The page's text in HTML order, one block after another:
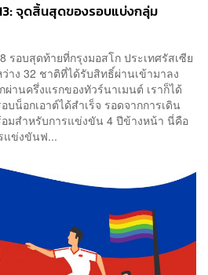
จุดสิ้นสุดของรอบแบ่งกลุ่ม
รอบสุดท้ายที่กรุงมอสโก ประเทศรัสเซีย
าง 32 ชาติที่ได้รับสิทธิ์ผ่านเข้ามาลง
านครึ่งแรกของทัวร์นาเมนต์ เราก็ได้
น็อกเอาต์ได้สำเร็จ รอดจากการเดิน
อมสำหรับการแข่งขัน 4 ปีข้างหน้า นี่คือ
แข่งขันฟ...